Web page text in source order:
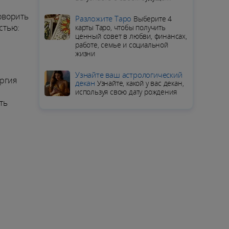
Разложите Таро Выберите 4
карты Таро, чтобы получить
ценный совет в любви, финансах,
работе, семье и социальной
жизни
Узнайте ваш астрологический
декан Узнайте, какой у вас декан,
используя свою дату рождения